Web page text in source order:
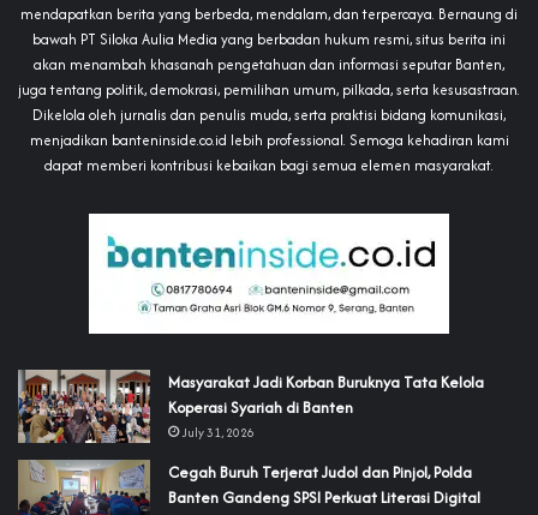
mendapatkan berita yang berbeda, mendalam, dan terpercaya. Bernaung di
bawah PT Siloka Aulia Media yang berbadan hukum resmi, situs berita ini
akan menambah khasanah pengetahuan dan informasi seputar Banten,
juga tentang politik, demokrasi, pemilihan umum, pilkada, serta kesusastraan.
Dikelola oleh jurnalis dan penulis muda, serta praktisi bidang komunikasi,
menjadikan banteninside.co.id lebih professional. Semoga kehadiran kami
dapat memberi kontribusi kebaikan bagi semua elemen masyarakat.
‎Masyarakat Jadi Korban Buruknya Tata Kelola
Koperasi Syariah di Banten
July 31, 2026
Cegah Buruh Terjerat Judol dan Pinjol, Polda
Banten Gandeng SPSI Perkuat Literasi Digital